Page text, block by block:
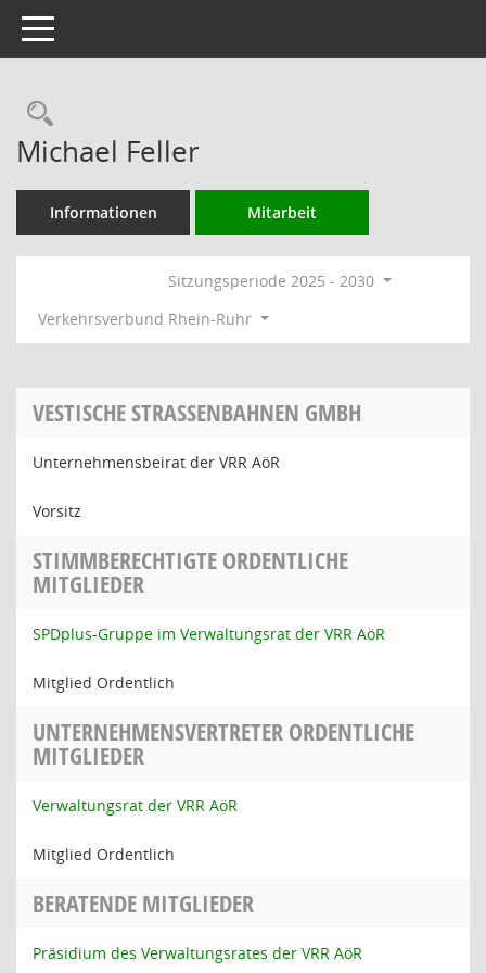
Toggle navigation
Rechercheauswahl
Michael Feller
Informationen Mitarbeit
Sitzungsperiode 2025 - 2030
Verkehrsverbund Rhein-Ruhr
VESTISCHE STRASSENBAHNEN GMBH
Unternehmensbeirat der VRR AöR
Vorsitz
STIMMBERECHTIGTE ORDENTLICHE
MITGLIEDER
SPDplus-Gruppe im Verwaltungsrat der VRR AöR
Mitglied Ordentlich
UNTERNEHMENSVERTRETER ORDENTLICHE
MITGLIEDER
Verwaltungsrat der VRR AöR
Mitglied Ordentlich
BERATENDE MITGLIEDER
Präsidium des Verwaltungsrates der VRR AöR